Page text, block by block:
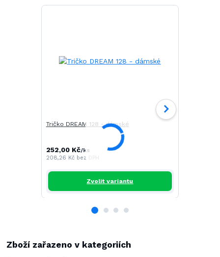
Tričko DREAM 128 - dámské
252,00 Kč/ks
208,26 Kč bez DPH
Zvolit variantu
Zboží zařazeno v kategoriích